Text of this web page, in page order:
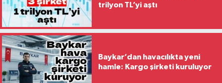
trilyon TL’yi aştı
Baykar’dan havacılıkta yeni
hamle: Kargo şirketi kuruluyor